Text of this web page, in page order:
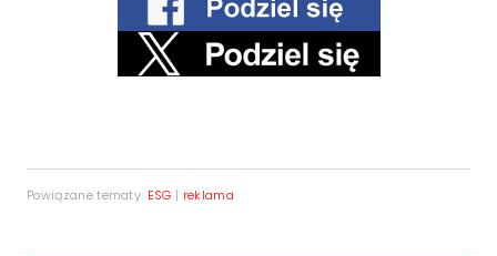
Powiązane tematy: ESG | reklama